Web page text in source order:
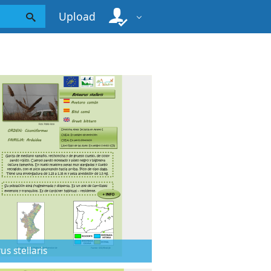
Upload
stellaris